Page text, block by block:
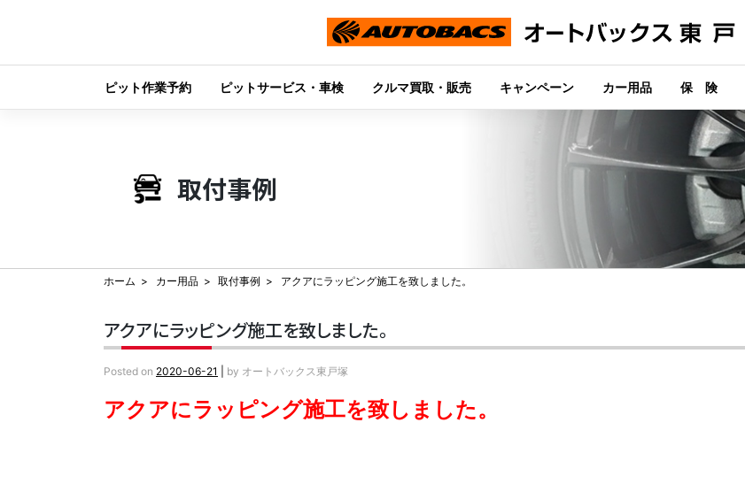
ピット作業予約 ピットサービス・車検 クルマ買取・販売 キャンペーン カー用品 保 険
取付事例
ホーム カー用品 取付事例 アクアにラッピング施工を致しました。
アクアにラッピング施工を致しました。
Posted on 2020-06-21 by オートバックス東戸塚
アクアにラッピング施工を致しました。